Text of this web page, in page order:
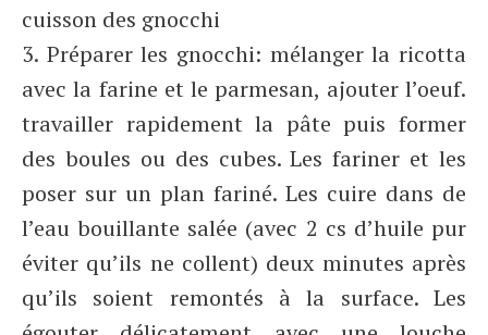
cuisson des gnocchi
3. Préparer les gnocchi: mélanger la ricotta
avec la farine et le parmesan, ajouter l’oeuf.
travailler rapidement la pâte puis former
des boules ou des cubes. Les fariner et les
poser sur un plan fariné. Les cuire dans de
l’eau bouillante salée (avec 2 cs d’huile pur
éviter qu’ils ne collent) deux minutes après
qu’ils soient remontés à la surface. Les